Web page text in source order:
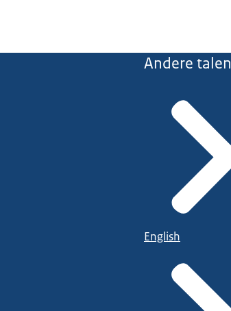
Andere talen
English